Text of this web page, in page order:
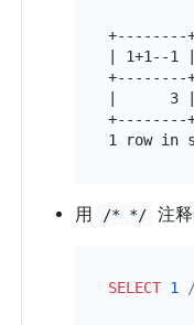
+--------
| 1+1--1 |
+--------
|      3 |
+--------
用 /* */ 注
SELECT 1